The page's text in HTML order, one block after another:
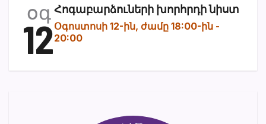
օգ
12
Հոգաբարձուների խորհրդի նիստ
Օգոստոսի 12-ին, ժամը 18:00-ին -
20:00